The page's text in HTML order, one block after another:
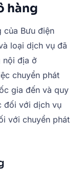
hàng
của Bưu điện
loại dịch vụ đã
nội địa ở
chuyển phát
gia đến và quy
đối với dịch vụ
với chuyển phát